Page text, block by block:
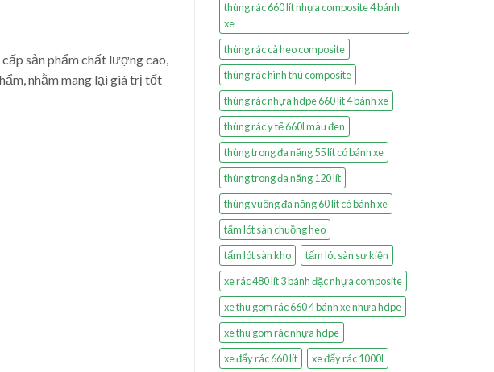
sản phẩm chất lượng cao,
nhằm mang lại giá trị tốt
thùng rác 660 lít nhựa composite 4 bánh
xe
thùng rác cà heo composite
thùng rác hình thú composite
thùng rác nhựa hdpe 660 lít 4 bánh xe
thùng rác y tế 660l màu đen
thùng trong đa năng 55 lít có bánh xe
thùng trong đa năng 120 lít
thùng vuông đa năng 60 lít có bánh xe
tấm lót sàn chuồng heo
tấm lót sàn kho
tấm lót sàn sự kiện
xe rác 480 lít 3 bánh đặc nhựa composite
xe thu gom rác 660 4 bánh xe nhựa hdpe
xe thu gom rác nhựa hdpe
xe đẩy rác 660 lít
xe đẩy rác 1000l